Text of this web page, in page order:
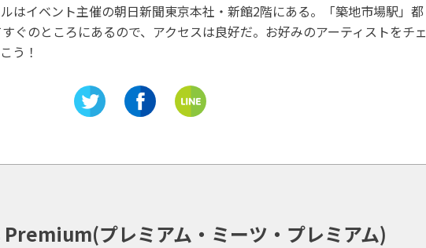
はイベント主催の朝日新聞東京本社・新館2階にある。「築地市場駅」都
ぐのところにあるので、アクセスは良好だ。お好みのアーティストをチェ
う！
プレミアム・ミーツ・プレミアム)